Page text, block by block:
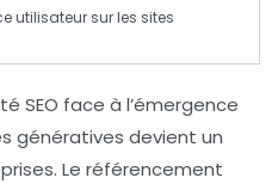
utilisateur sur les sites
SEO face à l’émergence
génératives devient un
Le référencement